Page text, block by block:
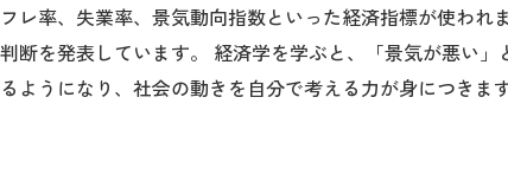
フレ率、失業率、景気動向指数といった経済指標が使わ
判断を発表しています。 経済学を学ぶと、「景気が悪い
るようになり、社会の動きを自分で考える力が身につきます